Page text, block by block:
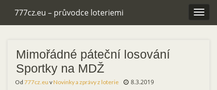
777cz.eu – průvodce loteriemi
Mimořádné páteční losování
Sportky na MDŽ
Od 777cz.eu vNovinky a zprávy z loterie 8.3.2019